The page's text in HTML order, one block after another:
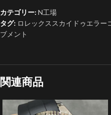
カテゴリー: N工場
タグ: ロレックススカイドゥエラー
ブメント
関連商品